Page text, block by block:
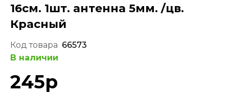
16см. 1шт. антенна 5мм. /цв.
Красный
Код товара 66573
В наличии
245р